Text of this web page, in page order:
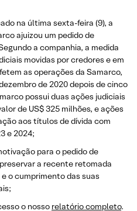
na última sexta-feira (9), a
ajuizou um pedido de
a companhia, a medida
movidas por credores e em
as operações da Samarco,
de 2020 depois de cinco
possui duas ações judiciais
de US$ 325 milhões, e ações
aos títulos de dívida com
e 2024;
para o pedido de
a recente retomada
o cumprimento das suas
o nosso relatório completo.